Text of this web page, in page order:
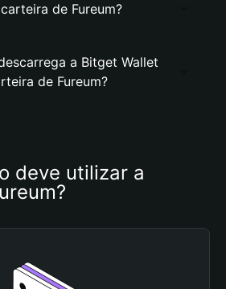
de Fureum?
a Bitget Wallet
de Fureum?
deve utilizar a